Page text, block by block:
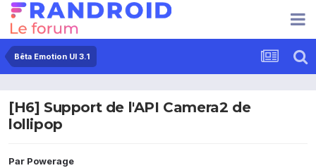
Bêta Emotion UI 3.1
[H6] Support de l'API Camera2 de
lollipop
Par Powerage